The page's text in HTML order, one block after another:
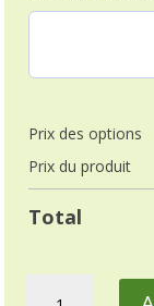
Prix ​​des options
Prix ​​du produit
Total